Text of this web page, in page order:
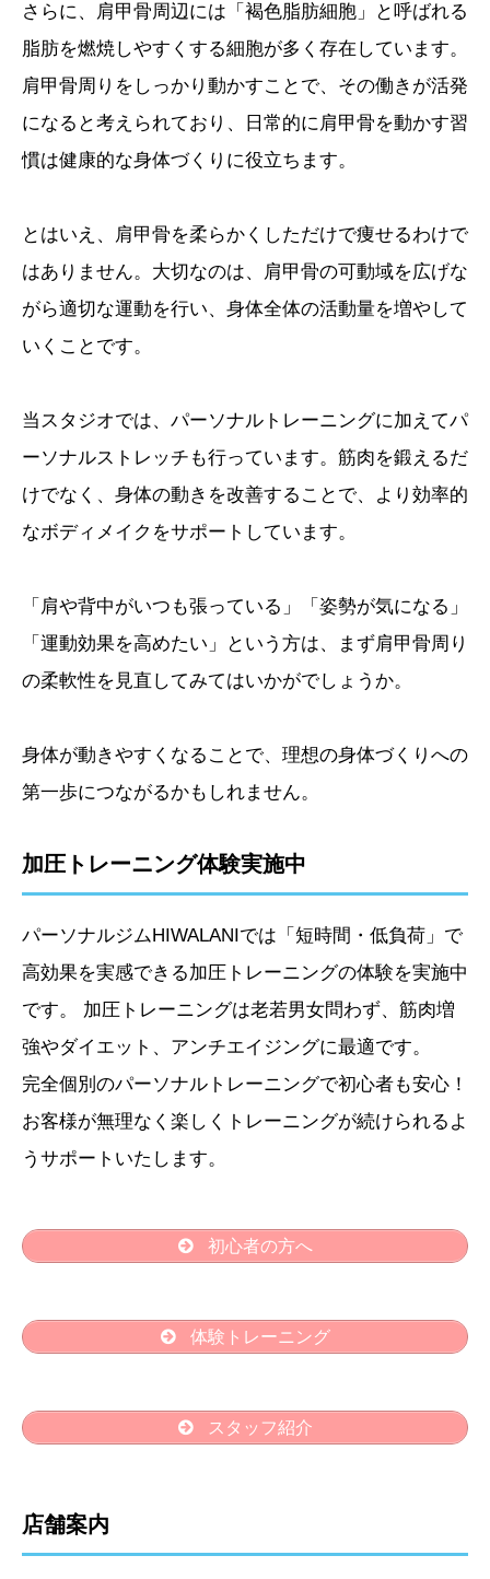
さらに、肩甲骨周辺には「褐色脂肪細胞」と呼ばれる
脂肪を燃焼しやすくする細胞が多く存在しています。
肩甲骨周りをしっかり動かすことで、その働きが活発
になると考えられており、日常的に肩甲骨を動かす習
慣は健康的な身体づくりに役立ちます。
とはいえ、肩甲骨を柔らかくしただけで痩せるわけで
はありません。大切なのは、肩甲骨の可動域を広げな
がら適切な運動を行い、身体全体の活動量を増やして
いくことです。
当スタジオでは、パーソナルトレーニングに加えてパ
ーソナルストレッチも行っています。筋肉を鍛えるだ
けでなく、身体の動きを改善することで、より効率的
なボディメイクをサポートしています。
「肩や背中がいつも張っている」「姿勢が気になる」
「運動効果を高めたい」という方は、まず肩甲骨周り
の柔軟性を見直してみてはいかがでしょうか。
身体が動きやすくなることで、理想の身体づくりへの
第一歩につながるかもしれません。
加圧トレーニング体験実施中
パーソナルジムHIWALANIでは「短時間・低負荷」で
高効果を実感できる加圧トレーニングの体験を実施中
です。 加圧トレーニングは老若男女問わず、筋肉増
強やダイエット、アンチエイジングに最適です。
完全個別のパーソナルトレーニングで初心者も安心！
お客様が無理なく楽しくトレーニングが続けられるよ
うサポートいたします。
初心者の方へ
体験トレーニング
スタッフ紹介
店舗案内